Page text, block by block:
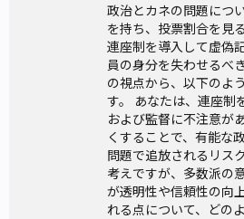
政治とカネの問題につ
を持ち、投票割合を見
連座制を導入して虚偽
員の身分を失わせるべ
の視点から、以下のよ
す。 あなたは、連座制
および監督に不注意が
くすることで、有能な
問題で追放されるリス
考えですが、多数派の
が透明性や信頼性の向
れる点について、どの